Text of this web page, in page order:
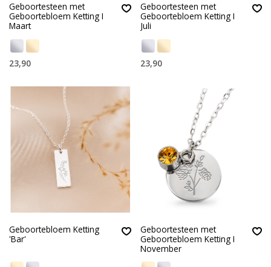
Geboortesteen met
Geboortebloem Ketting I
Maart
23,90
Geboortesteen met
Geboortebloem Ketting I
Juli
23,90
Geboortebloem Ketting
'Bar'
Geboortesteen met
Geboortebloem Ketting I
November